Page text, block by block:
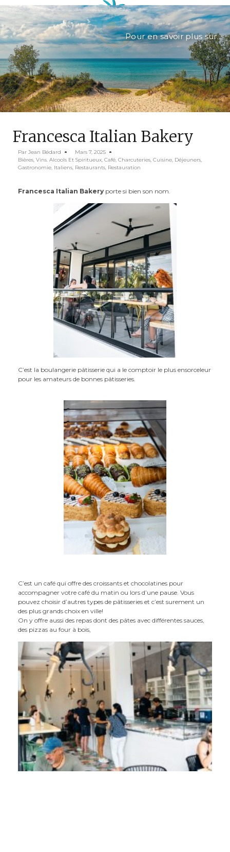
Pour en savoir plus sur...
Francesca Italian Bakery
Par Jean Bédard
Mars 7, 2025
Bières, Vins. Alcools Et Spiritueux, Café, Charcuteries, Cuisine, Déjeuners,
Gastronomie, Italiens, Restaurants, Restauration
Francesca Italian Bakery porte si bien son nom.
C’est la boulangerie pâtisserie qui a le comptoir le plus ensorceleur
pour les amateurs de bonnes pâtisseries.
C’est un café qui offre des croissants et chocolatines pour
accompagner votre café du matin ou lors d’une pause. Vous
pouvez choisir d’autres types de pâtisseries et c’est surement un
des plus grands choix en ville!
On y offre aussi des repas dont des pâtes avec différentes sauces,
des pizzas au four à bois,